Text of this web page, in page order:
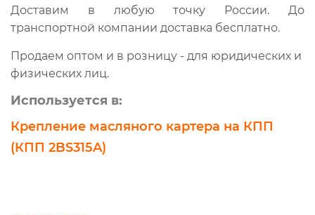
Liugong CLG855N,
SDLG LG952,
SDLG LG953,
SDLG LG956,
Доставим в любую точку России. До
транспортной компании доставка бесплатно.
Продаем оптом и в розницу - для юридических и
физических лиц.
Используется в:
Крепление масляного картера на КПП
(КПП 2BS315A)